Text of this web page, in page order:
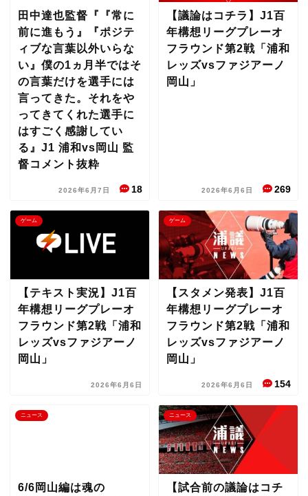
田中達也監督『『常に
前に進もう』『ポジテ
ィブな言葉以外いらな
い』僕の1ヵ月半ではそ
の言葉だけを選手には
言ってきた。それをや
ってきてくれた選手に
はすごく感謝してい
る』J1 浦和vs岡山 監
督コメント抜粋
2026年6月7日 18
【議論はコチラ】J1百
年構想リーグプレーオ
フラウンド第2戦「浦和
レッズvsファジアーノ
岡山」
2026年6月6日 269
ゲーム
【テキスト実況】J1百
年構想リーグプレーオ
フラウンド第2戦「浦和
レッズvsファジアーノ
岡山」
2026年6月6日
ゲーム
【スタメン発表】J1百
年構想リーグプレーオ
フラウンド第2戦「浦和
レッズvsファジアーノ
岡山」
2026年6月6日 154
ニュース
6/6岡山編は魂の
ニュース
【試合前の議論はコチ